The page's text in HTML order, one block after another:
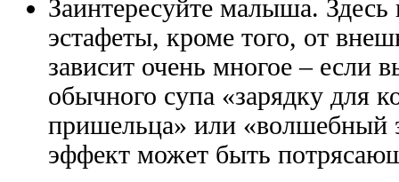
Заинтересуйте малыша. Здесь
эстафеты, кроме того, от
зависит очень многое – если
обычного супа «зарядку для
пришельца» или «волшебный
эффект может быть